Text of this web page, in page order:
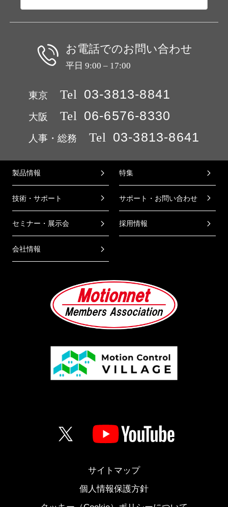
お電話でのお問い合わせ
平日 9:00 – 17:00
東京 Tel 03-3813-8841
大阪 Tel 06-6576-8330
人事・総務 Tel 03-3813-8641
製品情報 特集
技術・サポート サポート・お問い合わせ
セミナー・展示会 採用情報
会社情報
サイトマップ
個人情報保護方針